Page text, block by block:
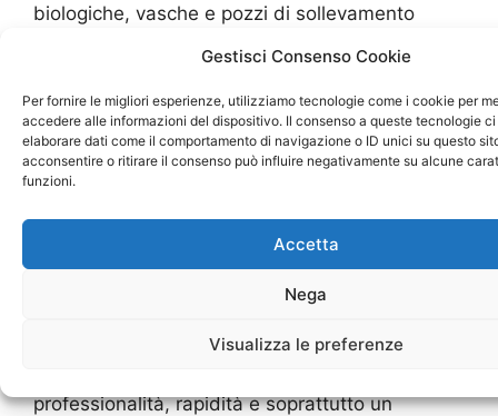
Gestisci Consenso Cookie
Per fornire le migliori esperienze, utilizziamo tecnologie come i cookie per
accedere alle informazioni del dispositivo. Il consenso a queste tecnologie
elaborare dati come il comportamento di navigazione o ID unici su questo
acconsentire o ritirare il consenso può influire negativamente su alcune
funzioni.
Accetta
Nega
Visualizza le preferenze
biologiche, vasche e pozzi di sollevamento
cucine e WC, tubature stradali e molto altro.
I mezzi utilizzati da Pronto intervento spurghi a
Como per il servizio di pronto intervento per
allagamenti Lenno sono innovativi e
compatibili con il totale rispetto dell’ambiente.
Tutti i clienti saranno soddisfatti del servizio
Pronto intervento spurghi a Como, che si
professionalità, rapidità e soprattutto un